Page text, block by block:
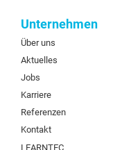
Unternehmen
Über uns
Aktuelles
Jobs
Karriere
Referenzen
Kontakt
LEARNTEC